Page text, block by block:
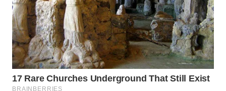
KUNINGAN
WN
MAJALENGKA
WN
SUBANG